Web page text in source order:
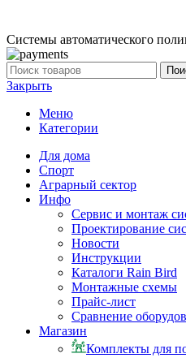
Системы автоматического
Закрыть
Меню
Категории
Для дома
Спорт
Аграрный сектор
Инфо
Сервис и монтаж
Проектирование
Новости
Инструкции
Каталоги Rain Bird
Монтажные схемы
Прайс-лист
Сравнение
Магазин
Комплекты для